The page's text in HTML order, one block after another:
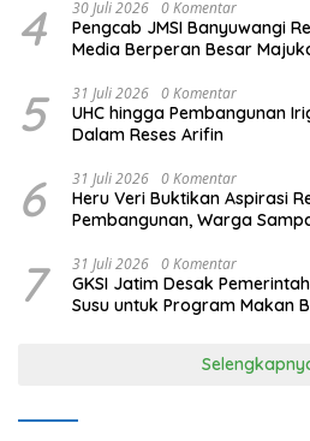
4 30 Juli 2026 0 Komentar
Pengcab JMSI Banyuwangi
Media Berperan Besar
5 31 Juli 2026 0 Komentar
UHC hingga Pembangunan
Dalam Reses Arifin
6 31 Juli 2026 0 Komentar
Heru Veri Buktikan Aspirasi
Pembangunan, Warga
7 31 Juli 2026 0 Komentar
GKSI Jatim Desak
Susu untuk Program Makan